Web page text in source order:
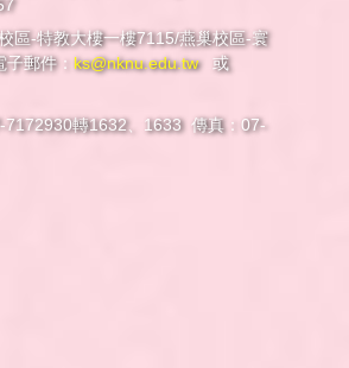
區-特教大樓一樓7115/燕巢校區-寰
郵件： ks@nknu.edu.tw 或
7172930轉1632、1633 傳真：07-